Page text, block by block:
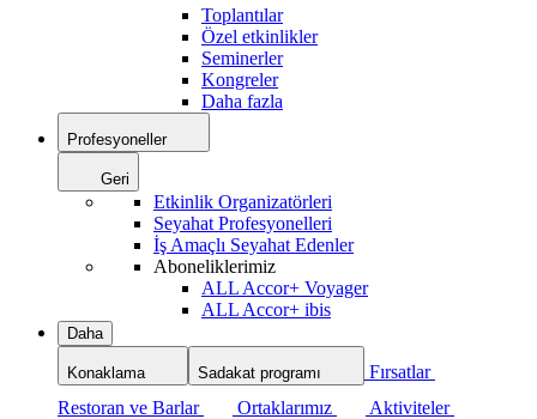
Toplantılar
Özel etkinlikler
Seminerler
Kongreler
Daha fazla
Profesyoneller
Geri
Etkinlik Organizatörleri
Seyahat Profesyonelleri
İş Amaçlı Seyahat Edenler
Aboneliklerimiz
ALL Accor+ Voyager
ALL Accor+ ibis
Daha
Konaklama Sadakat programı
Fırsatlar
Restoran ve Barlar
Ortaklarımız Aktiviteler